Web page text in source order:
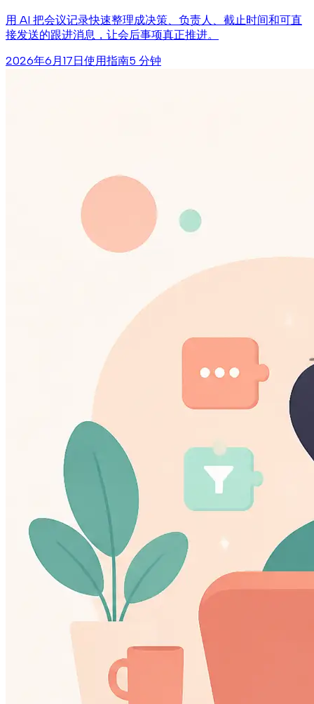
用 AI 把会议记录快速整理成决策、负责人、截止时间和可直
接发送的跟进消息，让会后事项真正推进。
2026年6月17日使用指南5 分钟